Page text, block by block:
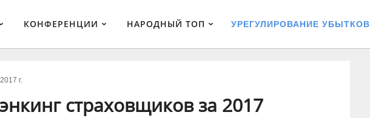
КОНФЕРЕНЦИИ НАРОДНЫЙ ТОП УРЕГУЛИРОВАНИЕ УБЫТКОВ
г.
страховщиков за 2017